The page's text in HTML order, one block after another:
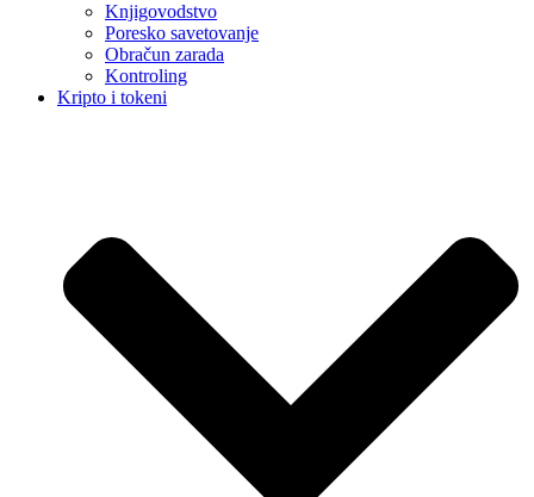
Knjigovodstvo
Poresko savetovanje
Obračun zarada
Kontroling
Kripto i tokeni